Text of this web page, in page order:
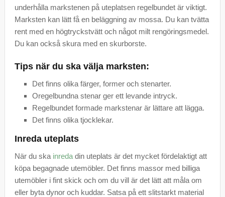
underhålla markstenen på uteplatsen regelbundet är viktigt.
Marksten kan lätt få en beläggning av mossa. Du kan tvätta
rent med en högtryckstvätt och något milt rengöringsmedel.
Du kan också skura med en skurborste.
Tips när du ska välja marksten:
Det finns olika färger, former och stenarter.
Oregelbundna stenar ger ett levande intryck.
Regelbundet formade markstenar är lättare att lägga.
Det finns olika tjocklekar.
Inreda uteplats
När du ska inredadin uteplats är det mycket fördelaktigt att
köpa begagnade utemöbler. Det finns massor med billiga
utemöbler i fint skick och om du vill är det lätt att måla om
eller byta dynor och kuddar. Satsa på ett slitstarkt material